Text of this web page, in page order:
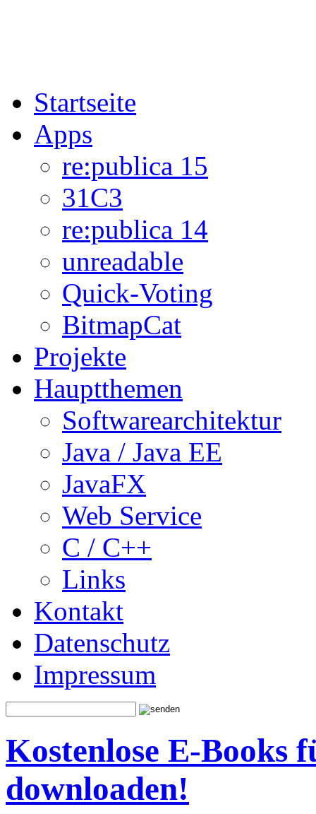
Startseite
Apps
re:publica 15
31C3
re:publica 14
unreadable
Quick-Voting
BitmapCat
Projekte
Hauptthemen
Softwarearchitektur
Java / Java EE
JavaFX
Web Service
C / C++
Links
Kontakt
Datenschutz
Impressum
Kostenlose E-Books
downloaden!